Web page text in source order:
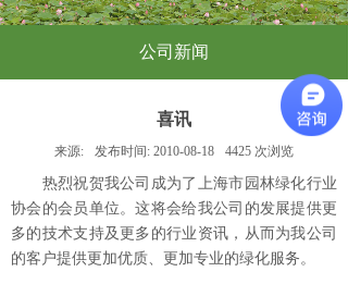
公司新闻
喜讯
来源: 发布时间: 2010-08-18 4425 次浏览
热烈祝贺我公司成为了上海市园林绿化行业
协会的会员单位。这将会给我公司的发展提供更
多的技术支持及更多的行业资讯，从而为我公司
的客户提供更加优质、更加专业的绿化服务。